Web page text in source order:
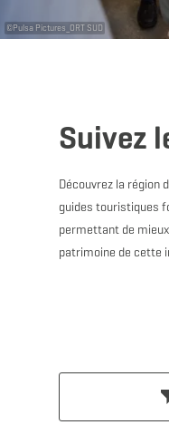
©Pulsa Pictures_ORT SUD
Suivez
Découvrez la région
guides touristiques
permettant de
patrimoine de cette